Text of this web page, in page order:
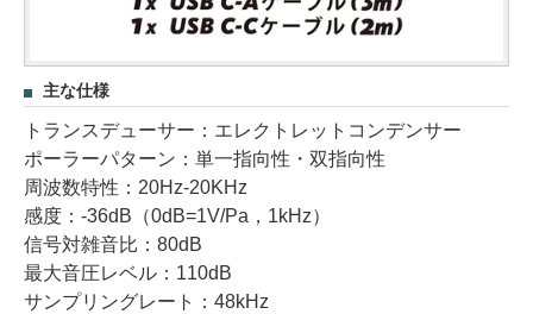
主な仕様
トランスデューサー：エレクトレットコンデンサー
ポーラーパターン：単一指向性・双指向性
周波数特性：20Hz-20KHz
感度：-36dB（0dB=1V/Pa，1kHz）
信号対雑音比：80dB
最大音圧レベル：110dB
サンプリングレート：48kHz